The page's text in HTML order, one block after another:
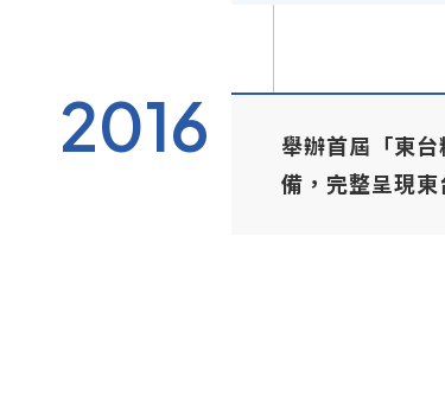
2016
舉辦首屆「東
備，完整呈現